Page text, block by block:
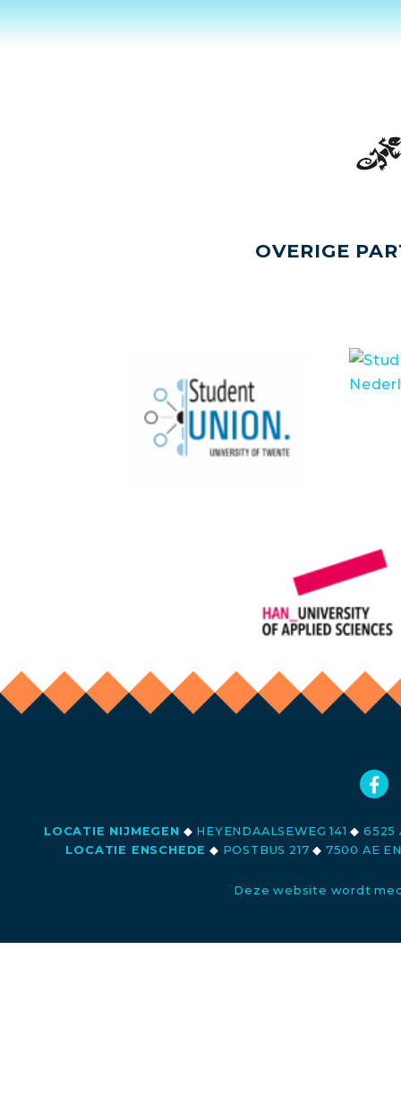
OVERIGE
LOCATIE NIJMEGEN ◆ HEYENDAALSEWEG 141◆ 6525
LOCATIE ENSCHEDE ◆ POSTBUS 217◆ 7500 AE
Deze website wordt